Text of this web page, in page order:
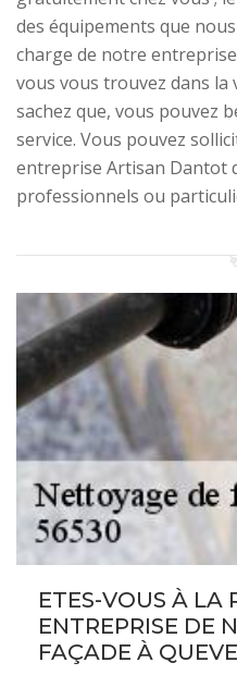
des équipements que
charge de notre
vous vous trouvez dans la
sachez que, vous pouvez
service. Vous pouvez
entreprise Artisan Dantot
professionnels ou
ETES-VOUS À LA
ENTREPRISE DE
FAÇADE À